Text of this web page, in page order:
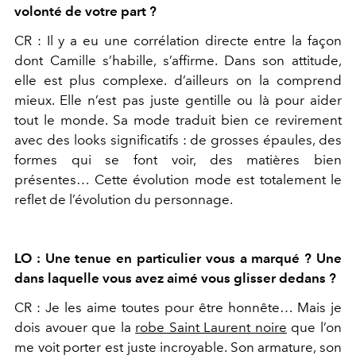
volonté de votre part ?
CR : Il y a eu une corrélation directe entre la façon
dont Camille s’habille, s’affirme. Dans son attitude,
elle est plus complexe. d’ailleurs on la comprend
mieux. Elle n’est pas juste gentille ou là pour aider
tout le monde. Sa mode traduit bien ce revirement
avec des looks significatifs : de grosses épaules, des
formes qui se font voir, des matières bien
présentes… Cette évolution mode est totalement le
reflet de l’évolution du personnage.
LO : Une tenue en particulier vous a marqué ? Une
dans laquelle vous avez aimé vous glisser dedans ?
CR : Je les aime toutes pour être honnête… Mais je
dois avouer que la robe Saint Laurent noire que l’on
me voit porter est juste incroyable. Son armature, son